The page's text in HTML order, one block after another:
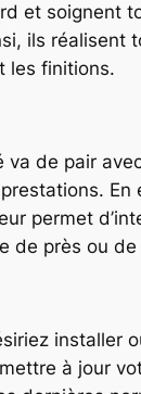
et soignent
ils réalisent
les finitions.
va de pair
En
permet
de près ou de
installer
à jour